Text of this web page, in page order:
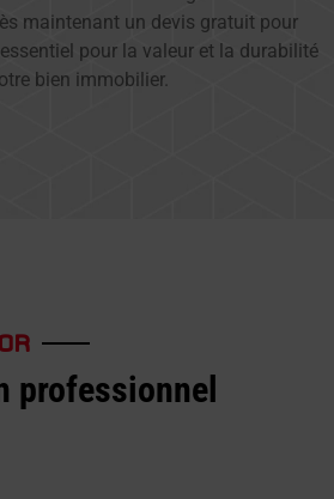
maintenant un devis gratuit pour
pour la valeur et la durabilité
bien immobilier.
professionnel